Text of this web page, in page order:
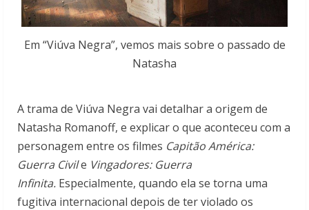
Em “Viúva Negra”, vemos mais sobre o passado de
Natasha
A trama de Viúva Negra vai detalhar a origem de
Natasha Romanoff, e explicar o que aconteceu com a
personagem entre os filmes Capitão América:
Guerra Civile Vingadores: Guerra
Infinita. Especialmente, quando ela se torna uma
fugitiva internacional depois de ter violado os